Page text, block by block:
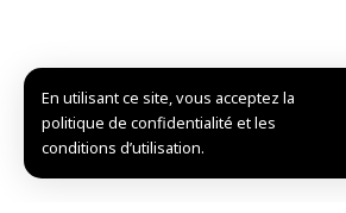
En utilisant ce site, vous acceptez la
politique de confidentialité et les
conditions d’utilisation.